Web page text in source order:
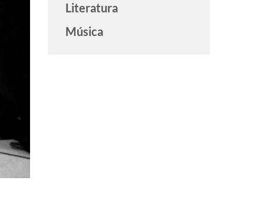
Literatura
Música